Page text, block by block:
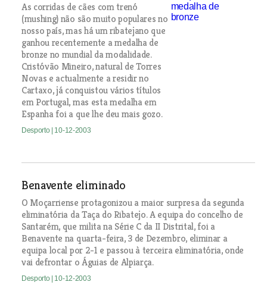
As corridas de cães com trenó
(mushing) não são muito populares no
nosso país, mas há um ribatejano que
ganhou recentemente a medalha de
bronze no mundial da modalidade.
Cristóvão Mineiro, natural de Torres
Novas e actualmente a residir no
Cartaxo, já conquistou vários títulos
em Portugal, mas esta medalha em
Espanha foi a que lhe deu mais gozo.
Desporto | 10-12-2003
Benavente eliminado
O Moçarriense protagonizou a maior surpresa da segunda
eliminatória da Taça do Ribatejo. A equipa do concelho de
Santarém, que milita na Série C da II Distrital, foi a
Benavente na quarta-feira, 3 de Dezembro, eliminar a
equipa local por 2-1 e passou à terceira eliminatória, onde
vai defrontar o Águias de Alpiarça.
Desporto | 10-12-2003